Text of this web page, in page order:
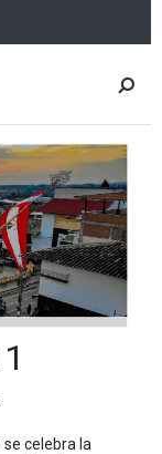
se celebra la